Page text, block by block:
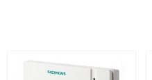
с решеткой
GRILL.SGWL-16-